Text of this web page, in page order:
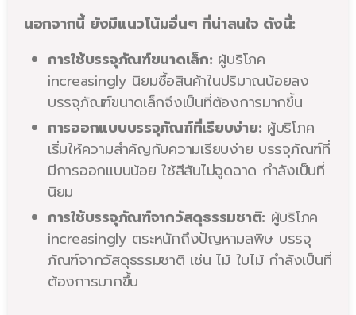
นอกจากนี้ ยังมีแนวโน้มอื่นๆ ที่น่าสนใจ ดังนี้:
การใช้บรรจุภัณฑ์ขนาดเล็ก: ผู้บริโภค
increasingly นิยมซื้อสินค้าในปริมาณน้อยลง
บรรจุภัณฑ์ขนาดเล็กจึงเป็นที่ต้องการมากขึ้น
การออกแบบบรรจุภัณฑ์ที่เรียบง่าย: ผู้บริโภค
เริ่มให้ความสำคัญกับความเรียบง่าย บรรจุภัณฑ์ที่
มีการออกแบบน้อย ใช้สีสันไม่ฉูดฉาด กำลังเป็นที่
นิยม
การใช้บรรจุภัณฑ์จากวัสดุธรรมชาติ: ผู้บริโภค
increasingly ตระหนักถึงปัญหามลพิษ บรรจุ
ภัณฑ์จากวัสดุธรรมชาติ เช่น ไม้ ใบไม้ กำลังเป็นที่
ต้องการมากขึ้น